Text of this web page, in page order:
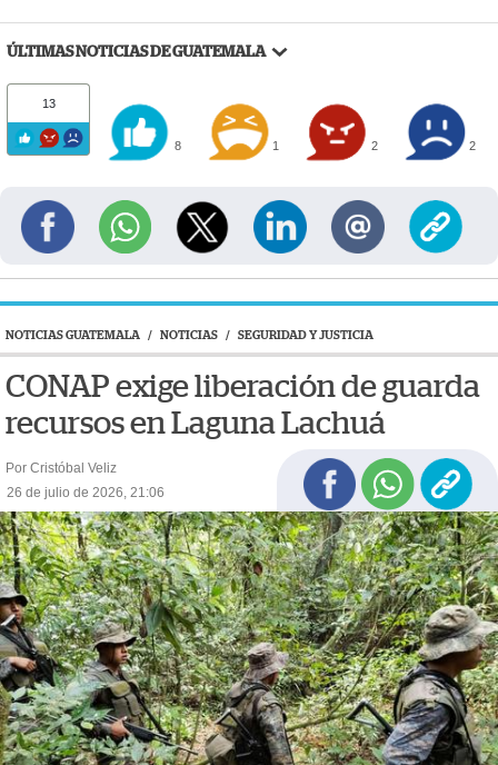
ÚLTIMAS NOTICIAS DE GUATEMALA
13
8 1 2 2
NOTICIAS GUATEMALA / NOTICIAS / SEGURIDAD Y JUSTICIA
CONAP exige liberación de guarda
recursos en Laguna Lachuá
Por Cristóbal Veliz
26 de julio de 2026, 21:06